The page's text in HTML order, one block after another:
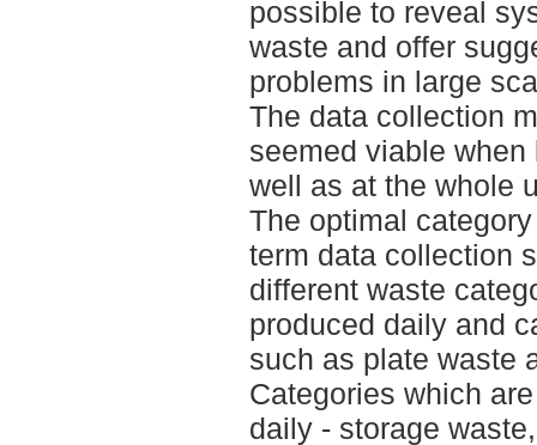
possible to reveal
waste and offer
problems in large
The data collection
seemed viable
well as at the whole
The optimal
term data collection
different waste
produced daily and
such as plate waste
Categories which
daily - storage